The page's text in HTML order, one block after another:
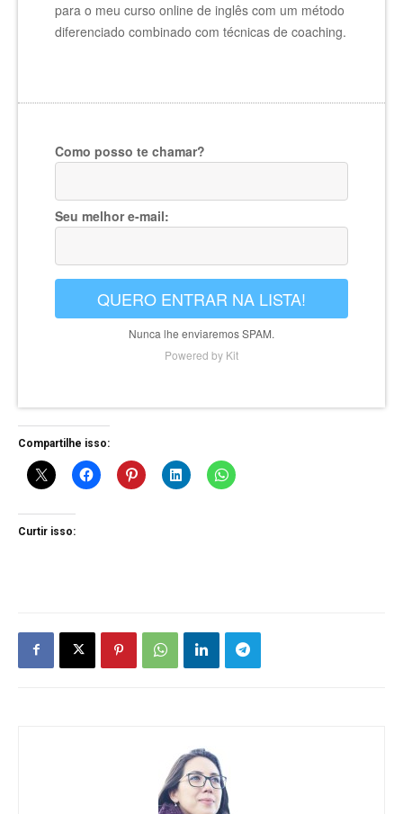
para o meu curso online de inglês com um método
diferenciado combinado com técnicas de coaching.
Como posso te chamar?
Seu melhor e-mail:
QUERO ENTRAR NA LISTA!
Nunca lhe enviaremos SPAM.
Powered by Kit
Compartilhe isso:
Curtir isso: